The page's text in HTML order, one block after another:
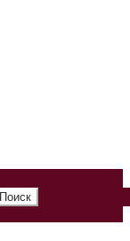
Поиск